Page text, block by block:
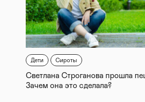
Дети Сироты
Светлана Строганова прошла
Зачем она это сделала?